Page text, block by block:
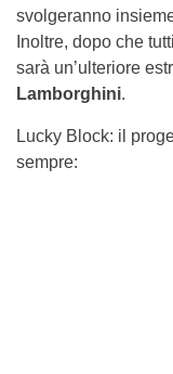
svolgeranno
Inoltre, dopo che
sarà un’ulteriore
Lamborghini.
Lucky Block: il
sempre: